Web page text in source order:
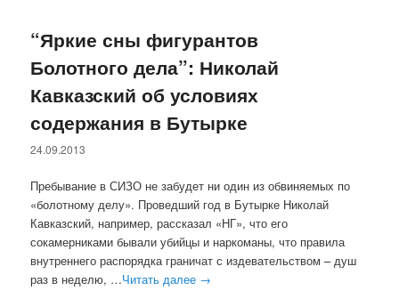
“Яркие сны фигурантов
Болотного дела”: Николай
Кавказский об условиях
содержания в Бутырке
24.09.2013
Пребывание в СИЗО не забудет ни один из обвиняемых по
«болотному делу». Проведший год в Бутырке Николай
Кавказский, например, рассказал «НГ», что его
сокамерниками бывали убийцы и наркоманы, что правила
внутреннего распорядка граничат с издевательством – душ
раз в неделю, …Читать далее →